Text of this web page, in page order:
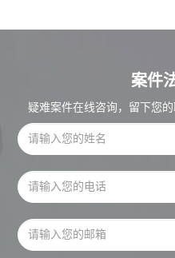
案件
疑难案件在线咨询，留下您